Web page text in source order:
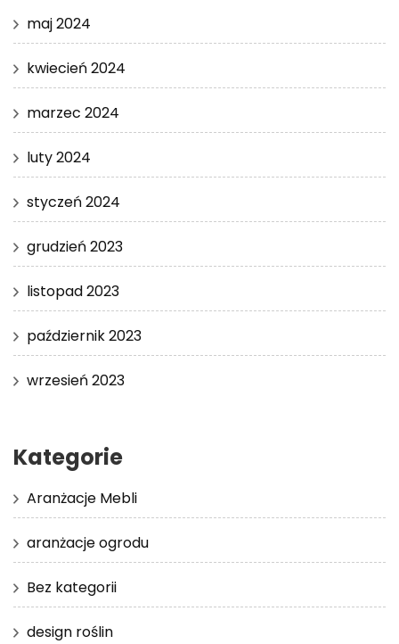
maj 2024
kwiecień 2024
marzec 2024
luty 2024
styczeń 2024
grudzień 2023
listopad 2023
październik 2023
wrzesień 2023
Kategorie
Aranżacje Mebli
aranżacje ogrodu
Bez kategorii
design roślin